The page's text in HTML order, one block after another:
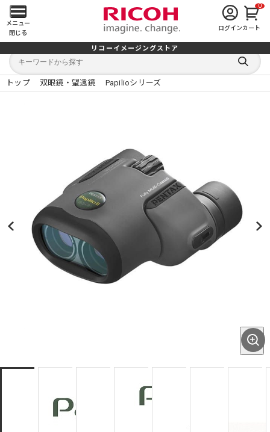
メ
イ
ン
メ
メニュー
閉じる
ログイン
0
カート
リコーイメージングストア
キ
ワ
ー
キ
検
索
る
トップ 双眼鏡・望遠鏡 Papilioシリーズ